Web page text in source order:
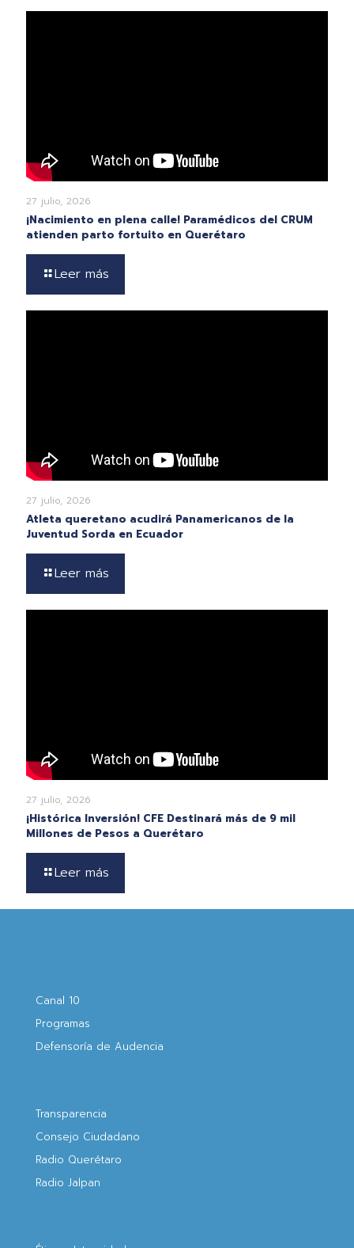
27 julio, 2026
¡Nacimiento en plena calle! Paramédicos del CRUM
atienden parto fortuito en Querétaro
Leer más
27 julio, 2026
Atleta queretano acudirá Panamericanos de la
Juventud Sorda en Ecuador
Leer más
27 julio, 2026
¡Histórica Inversión! CFE Destinará más de 9 mil
Millones de Pesos a Querétaro
Leer más
Canal 10
Programas
Defensoría de Audencia
Transparencia
Consejo Ciudadano
Radio Querétaro
Radio Jalpan